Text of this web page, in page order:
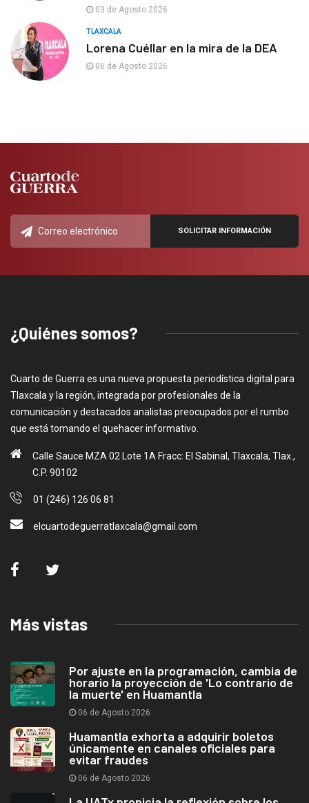
03 de Agosto 2026
TLAXCALA
Lorena Cuéllar en la mira de la DEA
06 de Agosto 2026
¿Quiénes somos?
Cuarto de Guerra es una nueva propuesta periodística digital para
Tlaxcala y la región, integrada por profesionales de la
comunicación y destacados analistas preocupados por el rumbo
que está tomando el quehacer informativo.
Calle Sauce MZA 02 Lote 1A Fracc: El Sabinal, Tlaxcala, Tlax.,
C.P. 90102
01 (246) 126 06 81
elcuartodeguerratlaxcala@gmail.com
Más vistas
Por ajuste en la programación, cambia de
horario la proyección de 'Lo contrario de
la muerte' en Huamantla
06 de Agosto 2026
Huamantla exhorta a adquirir boletos
únicamente en canales oficiales para
evitar fraudes
06 de Agosto 2026